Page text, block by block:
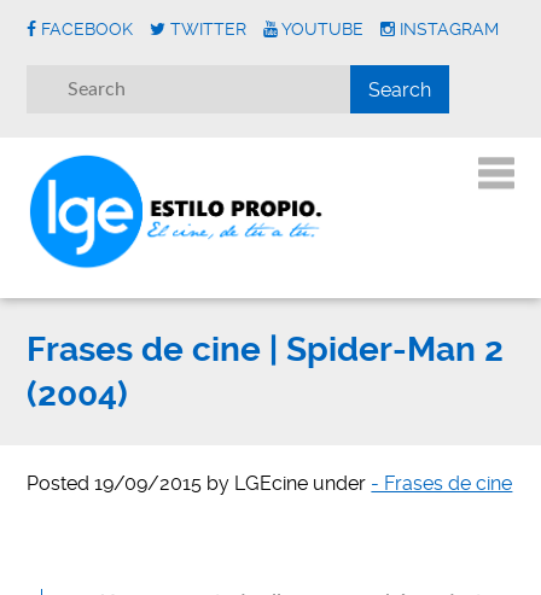
FACEBOOK TWITTER YOUTUBE INSTAGRAM
Frases de cine | Spider-Man 2
(2004)
Posted19/09/2015 by LGEcine under - Frases de cine